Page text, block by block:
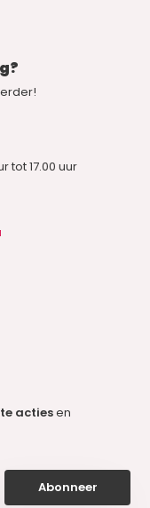
tot 17.00 uur
actiesen
Abonneer